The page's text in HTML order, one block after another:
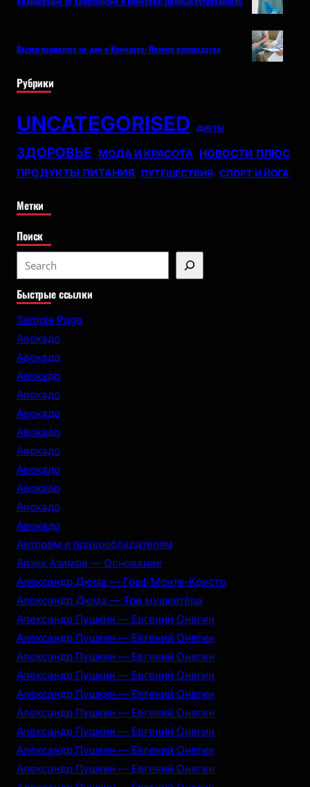
Вызов нарколога на дом в Кемерово: Полное руководство
Рубрики
UNCATEGORISED ДИЕТЫ
ЗДОРОВЬЕ МОДА И КРАСОТА НОВОСТИ ПЛЮС
ПРОДУКТЫ ПИТАНИЯ
ПУТЕШЕСТВИЯ СПОРТ И ЙОГА
Метки
Поиск
e
a
r
Быстрые ссылки
Sample Page
Авокадо
Авокадо
Авокадо
Авокадо
Авокадо
Авокадо
Авокадо
Авокадо
Авокадо
Авокадо
Авокадо
Авторам и правообладателям
Айзек Азимов — Основание
Александр Дюма — Граф Монте-Кристо
Александр Дюма — Три мушкетёра
Александр Пушкин — Евгений Онегин
Александр Пушкин — Евгений Онегин
Александр Пушкин — Евгений Онегин
Александр Пушкин — Евгений Онегин
Александр Пушкин — Евгений Онегин
Александр Пушкин — Евгений Онегин
Александр Пушкин — Евгений Онегин
Александр Пушкин — Евгений Онегин
Александр Пушкин — Евгений Онегин